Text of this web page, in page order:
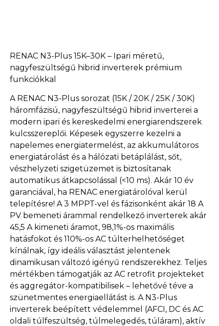
RENAC N3-Plus 15K–30K – Ipari méretű,
nagyfeszültségű hibrid inverterek prémium
funkciókkal
A RENAC N3-Plus sorozat (15K / 20K / 25K / 30K)
háromfázisú, nagyfeszültségű hibrid inverterei a
modern ipari és kereskedelmi energiarendszerek
kulcsszereplői. Képesek egyszerre kezelni a
napelemes energiatermelést, az akkumulátoros
energiatárolást és a hálózati betáplálást, sőt,
vészhelyzeti szigetüzemet is biztosítanak
automatikus átkapcsolással (<10 ms). Akár 10 év
garanciával, ha RENAC energiatárolóval kerül
telepítésre! A 3 MPPT-vel és fázisonként akár 18 A
PV bemeneti árammal rendelkező inverterek akár
45,5 A kimeneti áramot, 98,1%-os maximális
hatásfokot és 110%-os AC túlterhelhetőséget
kínálnak, így ideális választást jelentenek
dinamikusan változó igényű rendszerekhez. Teljes
mértékben támogatják az AC retrofit projekteket
és aggregátor-kompatibilisek – lehetővé téve a
szünetmentes energiaellátást is. A N3-Plus
inverterek beépített védelemmel (AFCI, DC és AC
oldali túlfeszültség, túlmelegedés, túláram), aktív